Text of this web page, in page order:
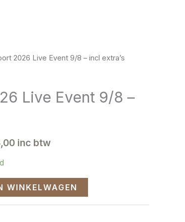
2026 Live Event 9/8 – incl extra’s
Live Event 9/8 –
inc btw
WINKELWAGEN